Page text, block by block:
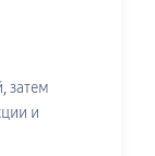
затем
и